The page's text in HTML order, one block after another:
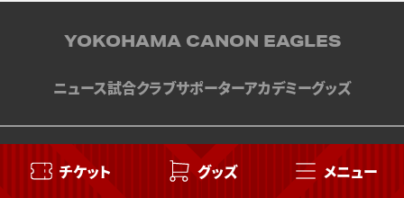
YOKOHAMA CANON EAGLES
ニュース試合クラブサポーターアカデミーグッズ
お問い合わせサイトのご利用について
チケット グッズ メニュー